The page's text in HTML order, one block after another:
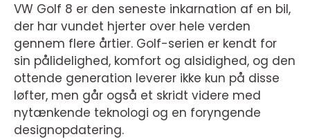
VW Golf 8 er den seneste inkarnation af en bil,
der har vundet hjerter over hele verden
gennem flere årtier. Golf-serien er kendt for
sin pålidelighed, komfort og alsidighed, og den
ottende generation leverer ikke kun på disse
løfter, men går også et skridt videre med
nytænkende teknologi og en foryngende
designopdatering.